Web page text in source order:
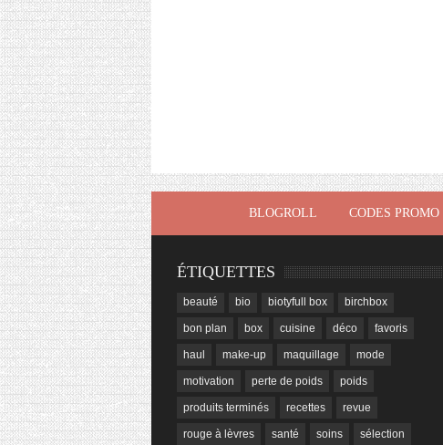
BLOGROLL CODES PROMO
ÉTIQUETTES
beauté bio biotyfull box birchbox
bon plan box cuisine déco favoris
haul make-up maquillage mode
motivation perte de poids poids
produits terminés recettes revue
rouge à lèvres santé soins sélection